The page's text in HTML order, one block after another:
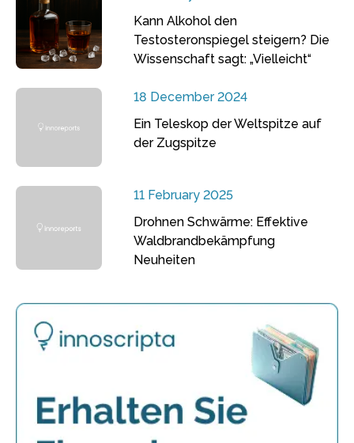
Kann Alkohol den
Testosteronspiegel steigern? Die
Wissenschaft sagt: „Vielleicht“
18 December 2024
Ein Teleskop der Weltspitze auf
der Zugspitze
11 February 2025
Drohnen Schwärme: Effektive
Waldbrandbekämpfung
Neuheiten